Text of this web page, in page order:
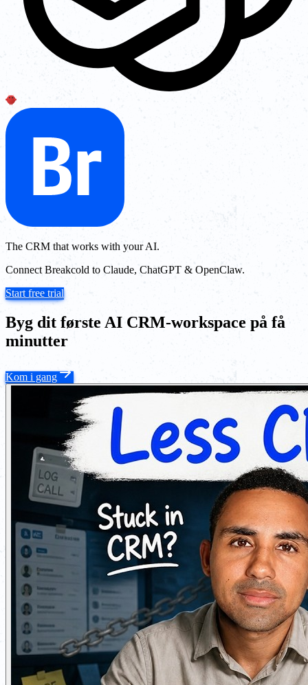
The CRM that works with your AI.
Connect Breakcold to Claude, ChatGPT & OpenClaw.
Start free trial
Byg dit første AI CRM-workspace på få
minutter
Kom i gang